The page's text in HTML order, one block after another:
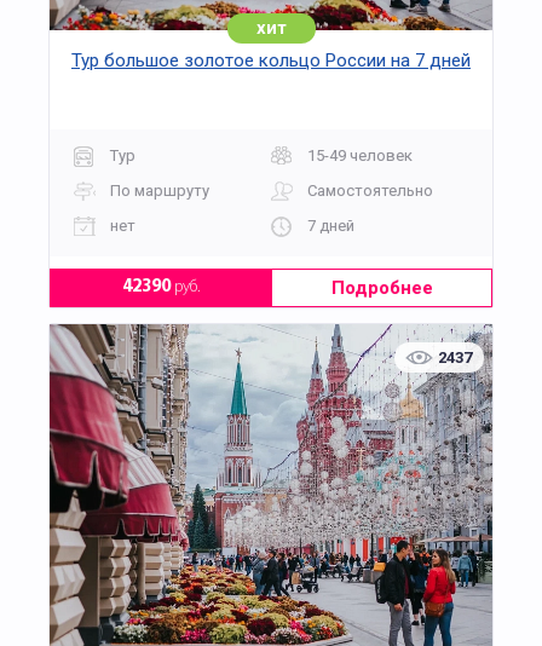
хит
Тур большое золотое кольцо России на 7 дней
Тур
15-49 человек
По маршруту
Самостоятельно
нет
7 дней
42390руб. Подробнее
2437